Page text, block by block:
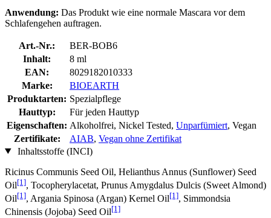
Anwendung: Das Produkt wie eine normale Mascara vor dem
Schlafengehen auftragen.
Art.-Nr.:
BER-BOB6
Inhalt:
8 ml
EAN:
8029182010333
Marke:
BIOEARTH
Produktarten: Spezialpflege
Hauttyp:
Für jeden Hauttyp
Eigenschaften: Alkoholfrei, Nickel Tested, Unparfümiert, Vegan
Zertifikate:
AIAB, Vegan ohne Zertifikat
Inhaltsstoffe (INCI)
Ricinus Communis Seed Oil, Helianthus Annus (Sunflower) Seed
Oil[1], Tocopherylacetat, Prunus Amygdalus Dulcis (Sweet Almond)
Oil[1], Argania Spinosa (Argan) Kernel Oil[1], Simmondsia
Chinensis (Jojoba) Seed Oil[1]